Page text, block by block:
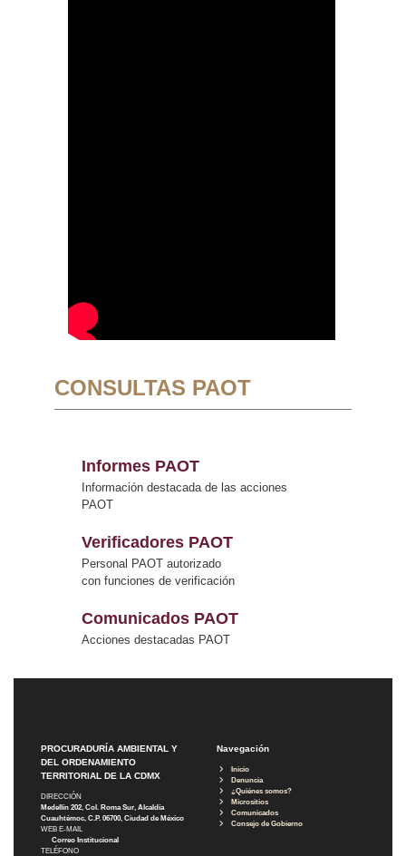
CONSULTAS PAOT
Informes PAOT
Información destacada de las acciones
PAOT
Verificadores PAOT
Personal PAOT autorizado
con funciones de verificación
Comunicados PAOT
Acciones destacadas PAOT
PROCURADURÍA AMBIENTAL Y
DEL ORDENAMIENTO
TERRITORIAL DE LA CDMX
DIRECCIÓN
Medellín 202, Col. Roma Sur, Alcaldía
Cuauhtémoc, C.P. 06700, Ciudad de México
WEB E-MAIL
Correo Institucional
TELÉFONO
Navegación
Inicio
Denuncia
¿Quiénes somos?
Micrositios
Comunicados
Consejo de Gobierno